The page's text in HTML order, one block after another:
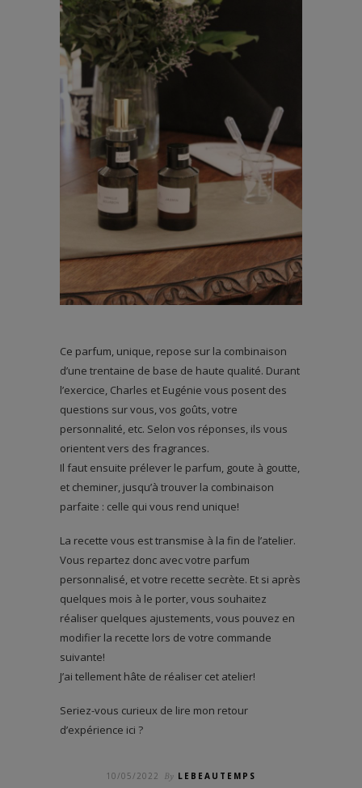
Ce parfum, unique, repose sur la combinaison
d’une trentaine de base de haute qualité. Durant
l’exercice, Charles et Eugénie vous posent des
questions sur vous, vos goûts, votre
personnalité, etc. Selon vos réponses, ils vous
orientent vers des fragrances.
Il faut ensuite prélever le parfum, goute à goutte,
et cheminer, jusqu’à trouver la combinaison
parfaite : celle qui vous rend unique!
La recette vous est transmise à la fin de l’atelier.
Vous repartez donc avec votre parfum
personnalisé, et votre recette secrète. Et si après
quelques mois à le porter, vous souhaitez
réaliser quelques ajustements, vous pouvez en
modifier la recette lors de votre commande
suivante!
J’ai tellement hâte de réaliser cet atelier!
Seriez-vous curieux de lire mon retour
d’expérience ici ?
10/05/2022 By LEBEAUTEMPS